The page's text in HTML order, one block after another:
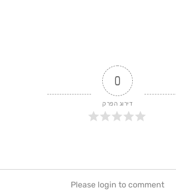
0
דירוג הפרק
Please login to comment